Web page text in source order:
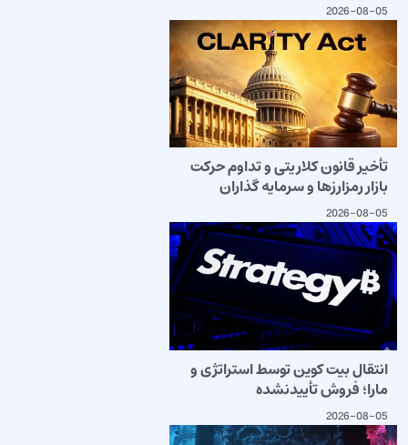
2026-08-05
تأخیر قانون کلاریتی و تداوم حرکت
بازار رمزارزها و سرمایه گذاران
2026-08-05
انتقال بیت کوین توسط استراتژی و
مارا؛ فروش تأییدنشده
2026-08-05